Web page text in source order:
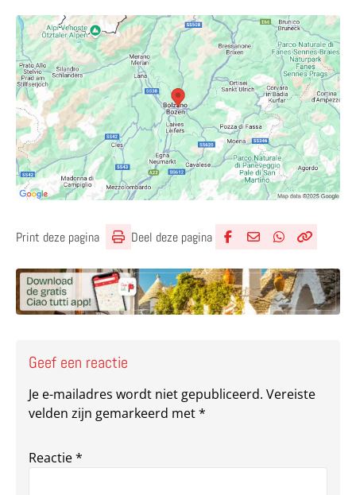
Print deze pagina Deel deze pagina
Geef een reactie
Je e-mailadres wordt niet gepubliceerd. Vereiste
velden zijn gemarkeerd met*
Reactie*